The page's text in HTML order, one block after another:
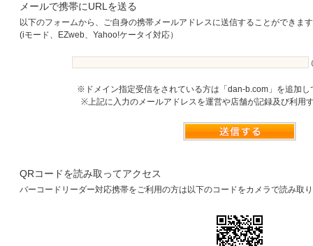
メールで携帯にURLを送る
以下のフォームから、ご自身の携帯メールアドレスに送信することができま
(iモード、EZweb、Yahoo!ケータイ対応）
※ドメイン指定受信をされている方は「dan-b.com」を追加し
※上記に入力のメールアドレスを運営や店舗が記録及び利用
QRコードを読み取ってアクセス
バーコードリーダー対応携帯をご利用の方は以下のコードをカメラで読み取